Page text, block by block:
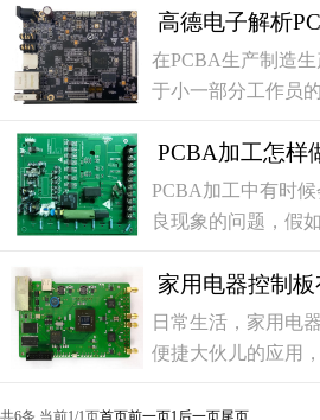
作伙伴、友商等莅
强大功能的设备。
设计开发与实际生
加，特别是因为设
样阶段尽快识别潜
在PCBA生产制造
于小一部分工作员
此之外，有缺陷的
在深圳市电子产业
PCBA维修生产制
造的流程，一般大
PCBA加工怎样
PCBA加工中有时
良现象的问题，假
行BGA维修，下面
加工怎样做好BGA
BGA维修的四个方
层往上，放到置球
日常生活，家用电
便捷大伙儿的应用
用电器控制板、家
共6条 当前1/1页首页前一页1 后一页尾页